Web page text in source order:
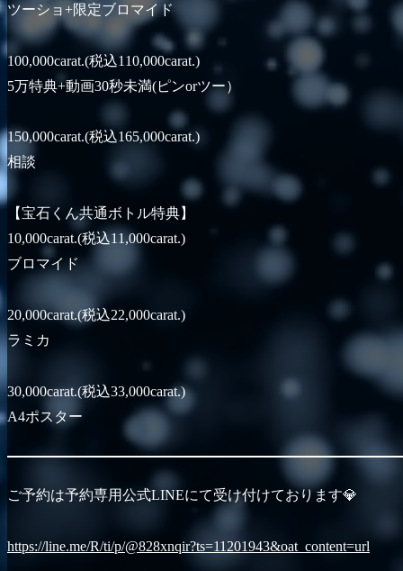
ツーショ+限定ブロマイド
100,000carat.(税込110,000carat.)
5万特典+動画30秒未満(ピンorツー）
150,000carat.(税込165,000carat.)
相談
【宝石くん共通ボトル特典】
10,000carat.(税込11,000carat.)
ブロマイド
20,000carat.(税込22,000carat.)
ラミカ
30,000carat.(税込33,000carat.)
A4ポスター
ご予約は予約専用公式LINEにて受け付けております💎
https://line.me/R/ti/p/@828xnqir?ts=11201943&oat_content=url